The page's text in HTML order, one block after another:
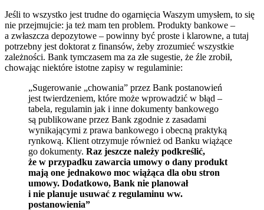
Jeśli to wszystko jest trudne do ogarnięcia Waszym umysłem, to się
nie przejmujcie: ja też mam ten problem. Produkty bankowe –
a zwłaszcza depozytowe – powinny być proste i klarowne, a tutaj
potrzebny jest doktorat z finansów, żeby zrozumieć wszystkie
zależności. Bank tymczasem ma za złe sugestie, że źle zrobił,
chowając niektóre istotne zapisy w regulaminie:
„Sugerowanie „chowania” przez Bank postanowień
jest twierdzeniem, które może wprowadzić w błąd –
tabela, regulamin jak i inne dokumenty bankowego
są publikowane przez Bank zgodnie z zasadami
wynikającymi z prawa bankowego i obecną praktyką
rynkową. Klient otrzymuje również od Banku wiążące
go dokumenty. Raz jeszcze należy podkreślić,
że w przypadku zawarcia umowy o dany produkt
mają one jednakowo moc wiążąca dla obu stron
umowy. Dodatkowo, Bank nie planował
i nie planuje usuwać z regulaminu ww.
postanowienia”